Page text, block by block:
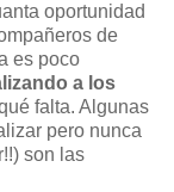
oportunidad
de
es poco
a los
falta. Algunas
pero nunca
son las